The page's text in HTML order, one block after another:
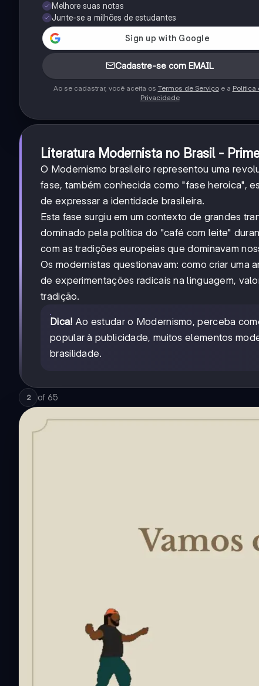
Melhore suas notas
Junte-se a milhões de estudantes
Cadastre-se com EMAIL
Ao se cadastrar, você aceita os Termos de Serviçoe a Política
Privacidade
Literatura Modernista no Brasil -
O Modernismo brasileiro representou uma
fase, também conhecida como "fase heroica",
de expressar a identidade brasileira.
Esta fase surgiu em um contexto de grandes
dominado pela política do "café com leite"
com as tradições europeias que dominavam
Os modernistas questionavam: como criar uma
de experimentações radicais na linguagem,
tradição.
Dica! Ao estudar o Modernismo, perceba
popular à publicidade, muitos elementos
brasilidade.
2 of 65